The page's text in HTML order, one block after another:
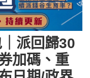
派回歸30
加碼、重